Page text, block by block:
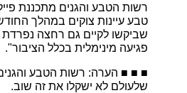
רשות הטבע והגנים מתכננת
טבע עיינות צוקים במהלך
שביקשו לקיים גם רחצה
פגיעה מינימלית בכלל הציבור".
■ ■ ■ הערה: רשות הטבע
שלעולם לא ישקלו את זה שוב.